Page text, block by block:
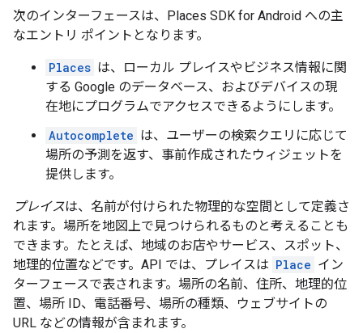
次のインターフェースは、Places SDK for Android への主
なエントリ ポイントとなります。
Places は、ローカル プレイスやビジネス情報に関
する Google のデータベース、およびデバイスの現
在地にプログラムでアクセスできるようにします。
Autocomplete は、ユーザーの検索クエリに応じて
場所の予測を返す、事前作成されたウィジェットを
提供します。
プレイスは、名前が付けられた物理的な空間として定義さ
れます。場所を地図上で見つけられるものと考えることも
できます。たとえば、地域のお店やサービス、スポット、
地理的位置などです。API では、プレイスは Place イン
ターフェースで表されます。場所の名前、住所、地理的位
置、場所 ID、電話番号、場所の種類、ウェブサイトの
URL などの情報が含まれます。